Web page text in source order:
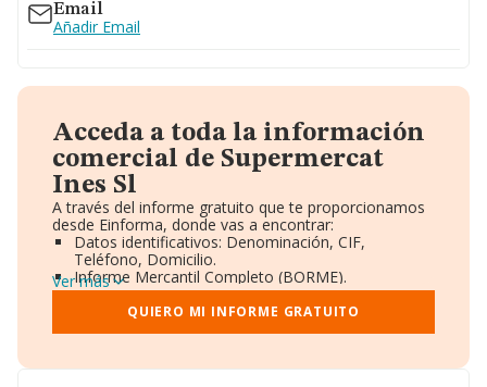
Email
Añadir Email
Acceda a toda la información
comercial de Supermercat
Ines Sl
A través del informe gratuito que te proporcionamos
desde Einforma, donde vas a encontrar:
Datos identificativos: Denominación, CIF,
Teléfono, Domicilio.
Informe Mercantil Completo (BORME).
Gráficos de Evolución Ventas y Empleados.
Consejo de Administración y Administradores.
Directivos y Ejecutivos.
Ver más
QUIERO MI INFORME GRATUITO